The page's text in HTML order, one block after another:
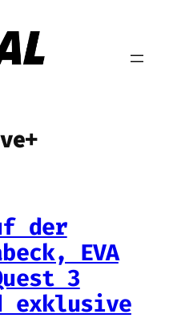
der
EVA
3
exklusive